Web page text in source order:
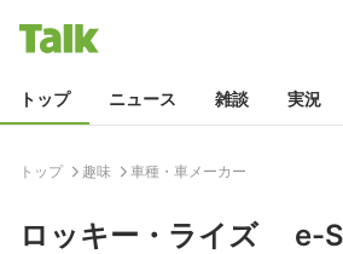
トップ ニュース 雑談 実況
トップ 趣味 車種・車メーカー
ロッキー・ライズ e-